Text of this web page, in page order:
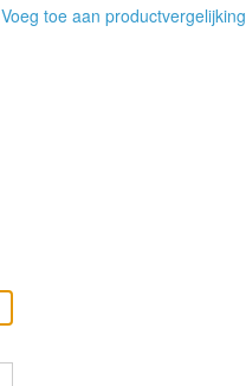
Voeg toe aan productvergelijking